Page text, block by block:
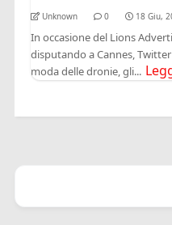
Unknown 0 18 Giu,
In occasione del Lions
disputando a Cannes,
moda delle dronie, gli...